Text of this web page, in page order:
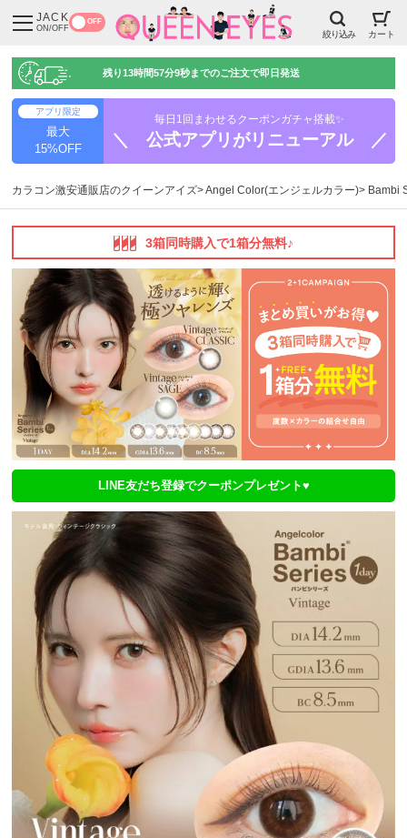
JACK
ON/OFF
OFF
絞り込み カート
残り13時間57分8秒までのご注文で即日発送
アプリ限定
最大
15%OFF
毎日1回まわせるクーポンガチャ搭載✨
＼ 公式アプリがリニューアル ／
カラコン激安通販店のクイーンアイズ Angel Color(エンジェルカラー) Bambi
3箱同時購入で1箱分無料♪
LINE友だち登録でクーポンプレゼント♥